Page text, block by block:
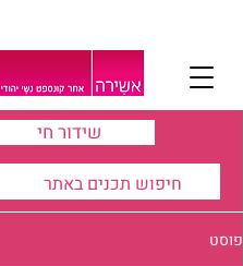
שידור חי
פוסט